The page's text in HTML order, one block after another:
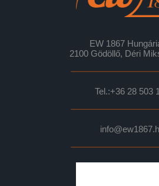
EW 1867
2100 Gödöllő, Déri
Tel.:+36 28 503